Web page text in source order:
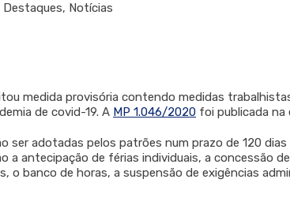
Destaques, Notícias
medida provisória contendo medidas
de covid-19. A MP 1.046/2020 foi publicada na
ser adotadas pelos patrões num prazo de 120
a antecipação de férias individuais, a concessão
o banco de horas, a suspensão de exigências